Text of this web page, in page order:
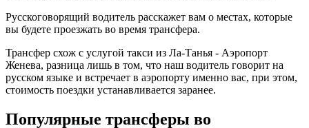
Русскоговорящий водитель расскажет вам о местах, которые
вы будете проезжать во время трансфера.
Трансфер схож с услугой такси из Ла-Танья - Аэропорт
Женева, разница лишь в том, что наш водитель говорит на
русском языке и встречает в аэропорту именно вас, при этом,
стоимость поездки устанавливается заранее.
Популярные трансферы во